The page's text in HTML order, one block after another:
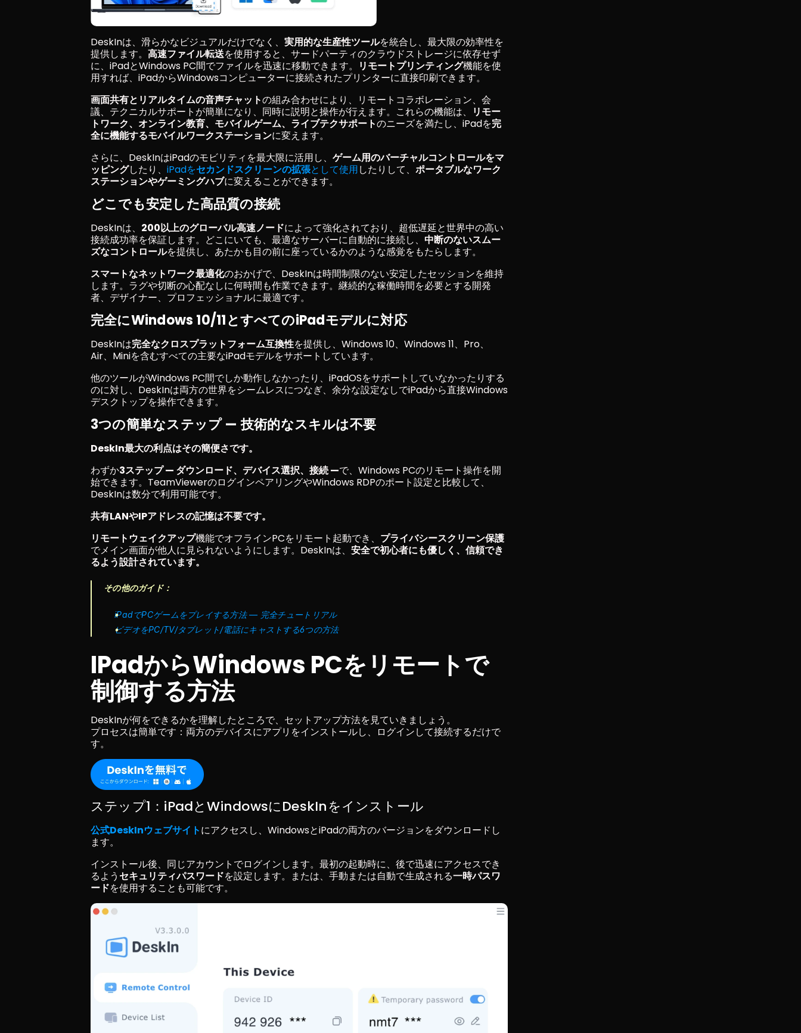
DeskInは、滑らかなビジュアルだけでなく、 実用的な生産性ツールを統合し、最大限の効率性を
提供します。 高速ファイル転送を使用すると、サードパーティのクラウドストレージに依存せず
に、iPadとWindows PC間でファイルを迅速に移動できます。
リモートプリンティング機能を使
用すれば、iPadからWindowsコンピューターに接続されたプリンターに直接印刷できます。
画面共有とリアルタイムの音声チャットの組み合わせにより、リモートコラボレーション、会
議、テクニカルサポートが簡単になり、同時に説明と操作が行えます。これらの機能は、
リモー
トワーク、オンライン教育、モバイルゲーム、ライブテクサポートのニーズを満たし、iPadを完
全に機能するモバイルワークステーションに変えます。
さらに、DeskInはiPadのモビリティを最大限に活用し、 ゲーム用のバーチャルコントロールをマ
ッピングしたり、 iPadをセカンドスクリーンの拡張として使用したりして、 ポータブルなワーク
ステーションやゲーミングハブに変えることができます。
どこでも安定した高品質の接続
DeskInは、 200以上のグローバル高速ノードによって強化されており、超低遅延と世界中の高い
接続成功率を保証します。どこにいても、最適なサーバーに自動的に接続し、 中断のないスムー
ズなコントロールを提供し、あたかも目の前に座っているかのような感覚をもたらします。
スマートなネットワーク最適化のおかげで、DeskInは時間制限のない安定したセッションを維持
します。ラグや切断の心配なしに何時間も作業できます。継続的な稼働時間を必要とする開発
者、デザイナー、プロフェッショナルに最適です。
完全にWindows 10/11とすべてのiPadモデルに対応
DeskInは完全なクロスプラットフォーム互換性を提供し、Windows 10、Windows 11、Pro、
Air、Miniを含むすべての主要なiPadモデルをサポートしています。
他のツールがWindows PC間でしか動作しなかったり、iPadOSをサポートしていなかったりする
のに対し、DeskInは両方の世界をシームレスにつなぎ、余分な設定なしでiPadから直接Windows
デスクトップを操作できます。
3つの簡単なステップ — 技術的なスキルは不要
DeskIn最大の利点はその簡便さです。
わずか3ステップ — ダウンロード、デバイス選択、接続 —で、Windows PCのリモート操作を開
始できます。TeamViewerのログインペアリングやWindows RDPのポート設定と比較して、
DeskInは数分で利用可能です。
共有LANやIPアドレスの記憶は不要です。
リモートウェイクアップ機能でオフラインPCをリモート起動でき、 プライバシースクリーン保護
でメイン画面が他人に見られないようにします。DeskInは、安全で初心者にも優しく、信頼でき
るよう設計されています。
その他のガイド：
iPadでPCゲームをプレイする方法 — 完全チュートリアル
ビデオをPC/TV/タブレット/電話にキャストする6つの方法
IPadからWindows PCをリモートで
制御する方法
DeskInが何をできるかを理解したところで、セットアップ方法を見ていきましょう。
プロセスは簡単です：両方のデバイスにアプリをインストールし、ログインして接続するだけで
す。
ステップ1：iPadとWindowsにDeskInをインストール
公式DeskInウェブサイトにアクセスし、WindowsとiPadの両方のバージョンをダウンロードし
ます。
インストール後、同じアカウントでログインします。最初の起動時に、後で迅速にアクセスでき
るよう セキュリティパスワードを設定します。または、手動または自動で生成される一時パスワ
ードを使用することも可能です。